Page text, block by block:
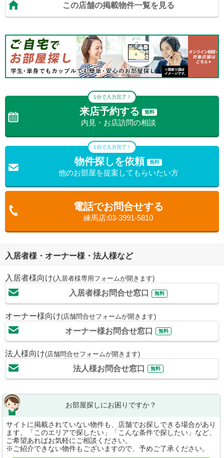
けたい！幅広いご要望にお応え致します！ 当スタッフはお客様
の喜ぶ顔が大好きです！その笑顔を頂く為、エイブルで探してよ
ます！他社で掲載している物件も取り扱える事が多い為、初期費
用でお悩みの方は"エイブル練馬店"へご連絡くださいませ。
この店舗の掲載物件一覧を見る
1分で入力完了！
来店予約する 無料
内見・お店訪問の相談
1分で入力完了！
物件探しを依頼 無料
他のお部屋を提案してもらいたい方
電話でお問合せする
練馬店:03-3991-5810
入居者様・オーナー様・法人様など
入居者様向け(入居者様専用フォームが開きます)
入居者様お問合せ窓口 無料
オーナー様向け(店舗問合せフォームが開きます)
オーナー様お問合せ窓口 無料
法人様向け(店舗問合せフォームが開きます)
法人様お問合せ窓口 無料
お部屋探しにお困りですか？
サイトに掲載されていない物件も、店舗でお探しできる場合があり
ます。「このエリアで探したい」「こんな条件で探したい」など、
ご希望あればお気軽にご相談ください。
※ご紹介できない物件もございますので、予めご了承ください。